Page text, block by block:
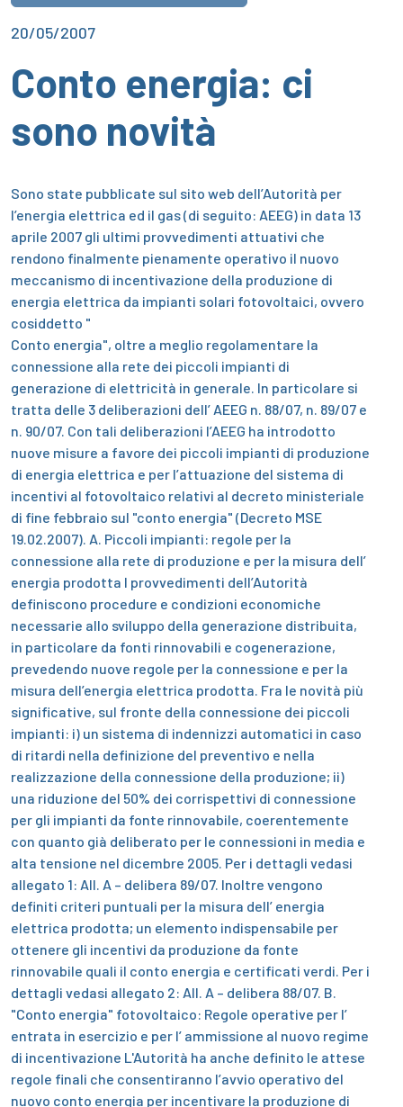
20/05/2007
Conto energia: ci
sono novità
Sono state pubblicate sul sito web dell’Autorità per
l’energia elettrica ed il gas (di seguito: AEEG) in data 13
aprile 2007 gli ultimi provvedimenti attuativi che
rendono finalmente pienamente operativo il nuovo
meccanismo di incentivazione della produzione di
energia elettrica da impianti solari fotovoltaici, ovvero
cosiddetto "
Conto energia", oltre a meglio regolamentare la
connessione alla rete dei piccoli impianti di
generazione di elettricità in generale. In particolare si
tratta delle 3 deliberazioni dell’ AEEG n. 88/07, n. 89/07 e
n. 90/07. Con tali deliberazioni l’AEEG ha introdotto
nuove misure a favore dei piccoli impianti di produzione
di energia elettrica e per l’attuazione del sistema di
incentivi al fotovoltaico relativi al decreto ministeriale
di fine febbraio sul "conto energia" (Decreto MSE
19.02.2007). A. Piccoli impianti: regole per la
connessione alla rete di produzione e per la misura dell’
energia prodotta I provvedimenti dell’Autorità
definiscono procedure e condizioni economiche
necessarie allo sviluppo della generazione distribuita,
in particolare da fonti rinnovabili e cogenerazione,
prevedendo nuove regole per la connessione e per la
misura dell’energia elettrica prodotta. Fra le novità più
significative, sul fronte della connessione dei piccoli
impianti: i) un sistema di indennizzi automatici in caso
di ritardi nella definizione del preventivo e nella
realizzazione della connessione della produzione; ii)
una riduzione del 50% dei corrispettivi di connessione
per gli impianti da fonte rinnovabile, coerentemente
con quanto già deliberato per le connessioni in media e
alta tensione nel dicembre 2005. Per i dettagli vedasi
allegato 1: All. A – delibera 89/07. Inoltre vengono
definiti criteri puntuali per la misura dell’ energia
elettrica prodotta; un elemento indispensabile per
ottenere gli incentivi da produzione da fonte
rinnovabile quali il conto energia e certificati verdi. Per i
dettagli vedasi allegato 2: All. A – delibera 88/07. B.
"Conto energia" fotovoltaico: Regole operative per l’
entrata in esercizio e per l’ ammissione al nuovo regime
di incentivazione L'Autorità ha anche definito le attese
regole finali che consentiranno l’avvio operativo del
nuovo conto energia per incentivare la produzione di